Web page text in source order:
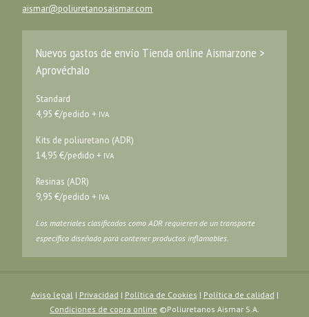
aismar@poliuretanosaismar.com
Nuevos gastos de envío Tienda online Aismarzone >
Aprovéchalo
Standard
4,95 €/pedido + IVA
Kits de poliuretano (ADR)
14,95 €/pedido + IVA
Resinas (ADR)
9,95 €/pedido + IVA
Los materiales clasificados como ADR requieren de un transporte
específico diseñado para contener productos inflamables.
Aviso legal| Privacidad | Política de Cookies | Política de calidad |
Condiciones de copra online ©Poliuretanos Aismar S.A.